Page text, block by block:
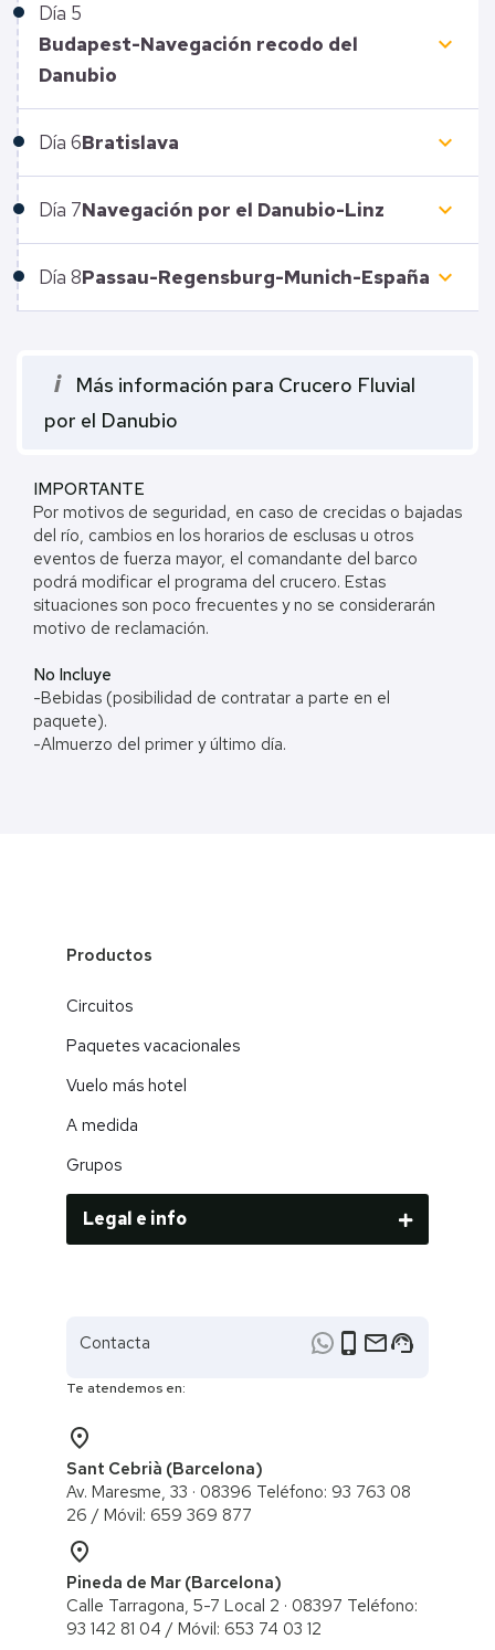
Día 5
Budapest-Navegación recodo del
Danubio
keyboard_arrow_down
Día 6Bratislava keyboard_arrow_down
Día 7Navegación por el Danubio-Linz keyboard_arrow_down
Día 8Passau-Regensburg-Munich-España keyboard_arrow_down
i
Más información para Crucero Fluvial
por el Danubio
IMPORTANTE
Por motivos de seguridad, en caso de crecidas o bajadas
del río, cambios en los horarios de esclusas u otros
eventos de fuerza mayor, el comandante del barco
podrá modificar el programa del crucero. Estas
situaciones son poco frecuentes y no se considerarán
motivo de reclamación.
No Incluye
-Bebidas (posibilidad de contratar a parte en el
paquete).
-Almuerzo del primer y último día.
Productos
Circuitos
Paquetes vacacionales
Vuelo más hotel
A medida
Grupos
Legal e info
Contacta phone_iphone emailsupport_agent
Te atendemos en:
place
Sant Cebrià (Barcelona)
Av. Maresme, 33 · 08396 Teléfono: 93 763 08
26 / ​Móvil: 659 369 877
place
Pineda de Mar (Barcelona)
Calle Tarragona, 5-7 Local 2 · 08397 Teléfono:
93 142 81 04 / Móvil: 653 74 03 12